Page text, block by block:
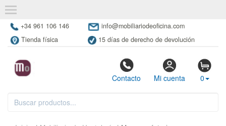
+34 961 106 146
info@mobiliariodeoficina.com
Tienda física
15 días de derecho de devolución
Contacto Mi cuenta 0